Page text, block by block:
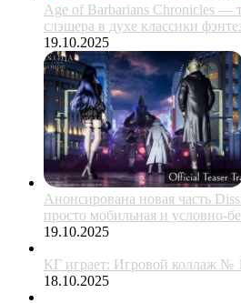
Age of Barbarians Chronicles —
слэшера в духе классики
19.10.2025
Анонсирована новая часть
просто мобильная и условно-
19.10.2025
КГ играет: Игровой коллаж №
18.10.2025